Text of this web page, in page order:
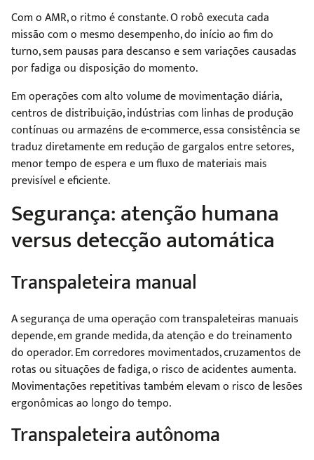
Com o AMR, o ritmo é constante. O robô executa cada
missão com o mesmo desempenho, do início ao fim do
turno, sem pausas para descanso e sem variações causadas
por fadiga ou disposição do momento.
Em operações com alto volume de movimentação diária,
centros de distribuição, indústrias com linhas de produção
contínuas ou armazéns de e-commerce, essa consistência se
traduz diretamente em redução de gargalos entre setores,
menor tempo de espera e um fluxo de materiais mais
previsível e eficiente.
Segurança: atenção humana
versus detecção automática
Transpaleteira manual
A segurança de uma operação com transpaleteiras manuais
depende, em grande medida, da atenção e do treinamento
do operador. Em corredores movimentados, cruzamentos de
rotas ou situações de fadiga, o risco de acidentes aumenta.
Movimentações repetitivas também elevam o risco de lesões
ergonômicas ao longo do tempo.
Transpaleteira autônoma